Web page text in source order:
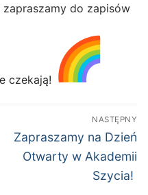
do zapisów
czekają!
NASTĘPNY
Następny
wpis:
Zapraszamy na Dzień
Otwarty w Akademii
Szycia!